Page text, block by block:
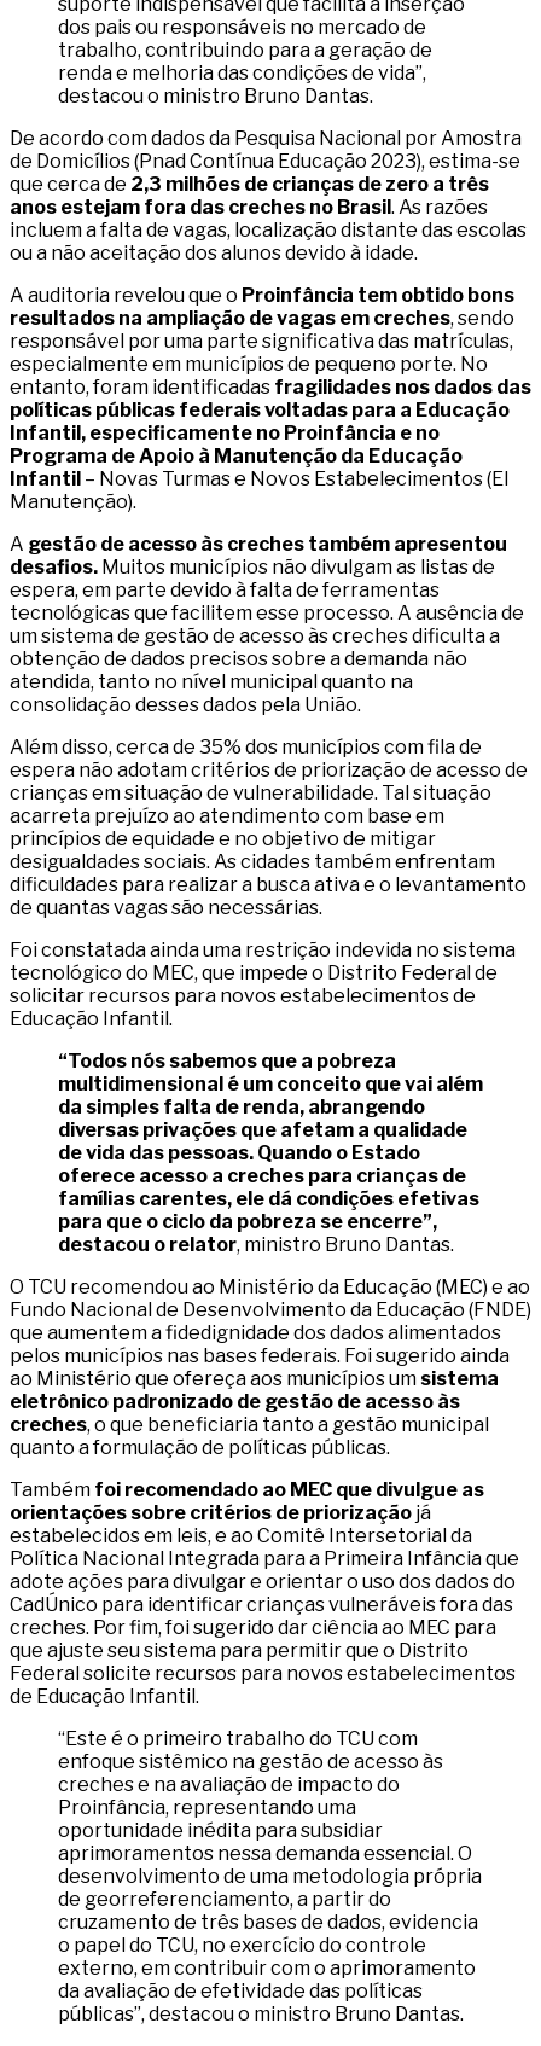
dos pais ou responsáveis no mercado de
trabalho, contribuindo para a geração de
renda e melhoria das condições de vida”,
destacou o ministro Bruno Dantas.
De acordo com dados da Pesquisa Nacional por Amostra
de Domicílios (Pnad Contínua Educação 2023), estima-se
que cerca de 2,3 milhões de crianças de zero a três
anos estejam fora das creches no Brasil. As razões
incluem a falta de vagas, localização distante das escolas
ou a não aceitação dos alunos devido à idade.
A auditoria revelou que o Proinfância tem obtido bons
resultados na ampliação de vagas em creches, sendo
responsável por uma parte significativa das matrículas,
especialmente em municípios de pequeno porte. No
entanto, foram identificadas fragilidades nos dados das
políticas públicas federais voltadas para a Educação
Infantil, especificamente no Proinfância e no
Programa de Apoio à Manutenção da Educação
Infantil – Novas Turmas e Novos Estabelecimentos (EI
Manutenção).
A gestão de acesso às creches também apresentou
desafios. Muitos municípios não divulgam as listas de
espera, em parte devido à falta de ferramentas
tecnológicas que facilitem esse processo. A ausência de
um sistema de gestão de acesso às creches dificulta a
obtenção de dados precisos sobre a demanda não
atendida, tanto no nível municipal quanto na
consolidação desses dados pela União.
Além disso, cerca de 35% dos municípios com fila de
espera não adotam critérios de priorização de acesso de
crianças em situação de vulnerabilidade. Tal situação
acarreta prejuízo ao atendimento com base em
princípios de equidade e no objetivo de mitigar
desigualdades sociais. As cidades também enfrentam
dificuldades para realizar a busca ativa e o levantamento
de quantas vagas são necessárias.
Foi constatada ainda uma restrição indevida no sistema
tecnológico do MEC, que impede o Distrito Federal de
solicitar recursos para novos estabelecimentos de
Educação Infantil.
“Todos nós sabemos que a pobreza
multidimensional é um conceito que vai além
da simples falta de renda, abrangendo
diversas privações que afetam a qualidade
de vida das pessoas. Quando o Estado
oferece acesso a creches para crianças de
famílias carentes, ele dá condições efetivas
para que o ciclo da pobreza se encerre”,
destacou o relator, ministro Bruno Dantas.
O TCU recomendou ao Ministério da Educação (MEC) e ao
Fundo Nacional de Desenvolvimento da Educação (FNDE)
que aumentem a fidedignidade dos dados alimentados
pelos municípios nas bases federais. Foi sugerido ainda
ao Ministério que ofereça aos municípios um sistema
eletrônico padronizado de gestão de acesso às
creches, o que beneficiaria tanto a gestão municipal
quanto a formulação de políticas públicas.
Também foi recomendado ao MEC que divulgue as
orientações sobre critérios de priorização já
estabelecidos em leis, e ao Comitê Intersetorial da
Política Nacional Integrada para a Primeira Infância que
adote ações para divulgar e orientar o uso dos dados do
CadÚnico para identificar crianças vulneráveis fora das
creches. Por fim, foi sugerido dar ciência ao MEC para
que ajuste seu sistema para permitir que o Distrito
Federal solicite recursos para novos estabelecimentos
de Educação Infantil.
“Este é o primeiro trabalho do TCU com
enfoque sistêmico na gestão de acesso às
creches e na avaliação de impacto do
Proinfância, representando uma
oportunidade inédita para subsidiar
aprimoramentos nessa demanda essencial. O
desenvolvimento de uma metodologia própria
de georreferenciamento, a partir do
cruzamento de três bases de dados, evidencia
o papel do TCU, no exercício do controle
externo, em contribuir com o aprimoramento
da avaliação de efetividade das políticas
públicas”, destacou o ministro Bruno Dantas.